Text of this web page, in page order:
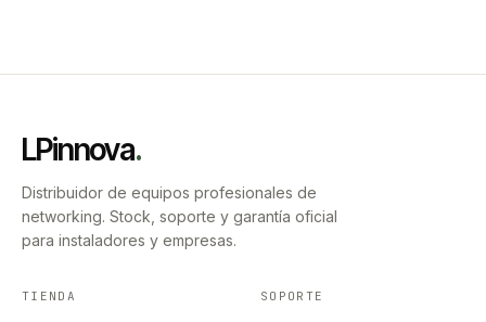
LPinnova.
Distribuidor de equipos profesionales de
networking. Stock, soporte y garantía oficial
para instaladores y empresas.
TIENDA SOPORTE